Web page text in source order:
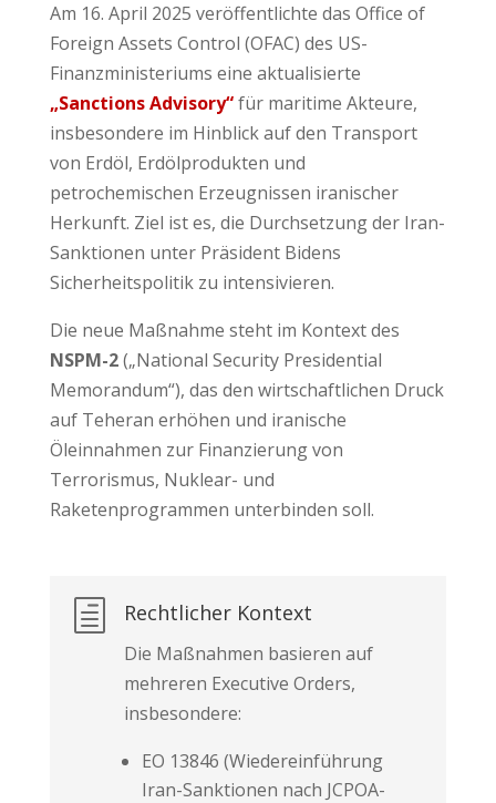
Am 16. April 2025 veröffentlichte das Office of
Foreign Assets Control (OFAC) des US-
Finanzministeriums eine aktualisierte
„Sanctions Advisory“für maritime Akteure,
insbesondere im Hinblick auf den Transport
von Erdöl, Erdölprodukten und
petrochemischen Erzeugnissen iranischer
Herkunft. Ziel ist es, die Durchsetzung der Iran-
Sanktionen unter Präsident Bidens
Sicherheitspolitik zu intensivieren.
Die neue Maßnahme steht im Kontext des
NSPM-2(„National Security Presidential
Memorandum“), das den wirtschaftlichen Druck
auf Teheran erhöhen und iranische
Öleinnahmen zur Finanzierung von
Terrorismus, Nuklear- und
Raketenprogrammen unterbinden soll.
h Rechtlicher Kontext
Die Maßnahmen basieren auf
mehreren Executive Orders,
insbesondere:
EO 13846 (Wiedereinführung
Iran-Sanktionen nach JCPOA-